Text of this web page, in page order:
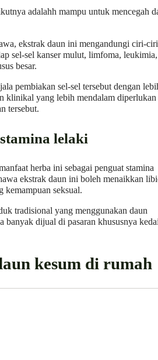
adalahh mampu untuk mencegah
ekstrak daun ini mengandungi ciri-ciri
sel-sel kanser mulut, limfoma, leukimia,
besar.
pembiakan sel-sel tersebut dengan
klinikal yang lebih mendalam diperlukan
tersebut.
lelaki
herba ini sebagai penguat stamina
ekstrak daun ini boleh menaikkan
kemampuan seksual.
tradisional yang menggunakan daun
banyak dijual di pasaran khususnya
kesum di rumah